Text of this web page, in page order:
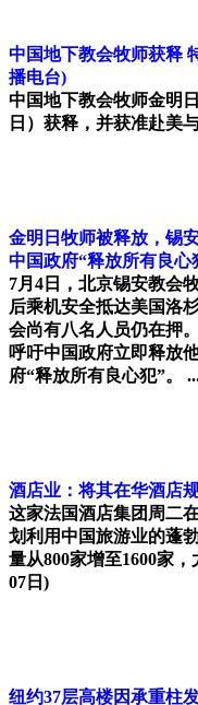
中国地下教会牧师获释
播电台)
中国地下教会牧师金明
日）获释，并获准赴美
金明日牧师被释放，锡
中国政府“释放所有良心
7月4日，北京锡安教会
后乘机安全抵达美国洛
会尚有八名人员仍在押
呼吁中国政府立即释放
府“释放所有良心犯”。
酒店业：将其在华酒店
这家法国酒店集团周二
划利用中国旅游业的蓬
量从800家增至1600家
07日)
纽约37层高楼因承重柱